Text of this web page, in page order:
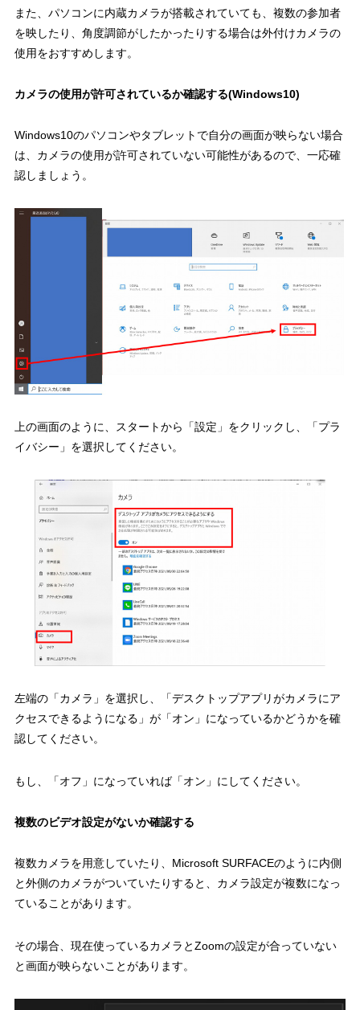
また、パソコンに内蔵カメラが搭載されていても、複数の参加者
を映したり、角度調節がしたかったりする場合は外付けカメラの
使用をおすすめします。
カメラの使用が許可されているか確認する(Windows10)
Windows10のパソコンやタブレットで自分の画面が映らない場合
は、カメラの使用が許可されていない可能性があるので、一応確
認しましょう。
上の画面のように、スタートから「設定」をクリックし、「プラ
イバシー」を選択してください。
左端の「カメラ」を選択し、「デスクトップアプリがカメラにア
クセスできるようになる」が「オン」になっているかどうかを確
認してください。
もし、「オフ」になっていれば「オン」にしてください。
複数のビデオ設定がないか確認する
複数カメラを用意していたり、Microsoft SURFACEのように内側
と外側のカメラがついていたりすると、カメラ設定が複数になっ
ていることがあります。
その場合、現在使っているカメラとZoomの設定が合っていない
と画面が映らないことがあります。